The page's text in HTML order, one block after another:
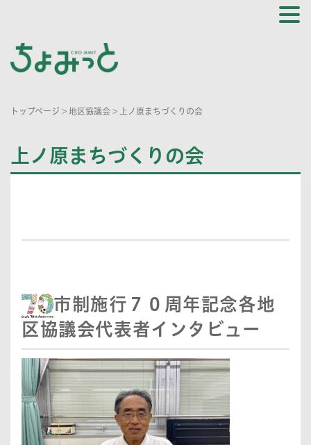
トップページ > 地区協議会 > 上ノ原まちづくりの会
上ノ原まちづくりの会
市制施行７０周年記念各地
区協議会代表者インタビュー